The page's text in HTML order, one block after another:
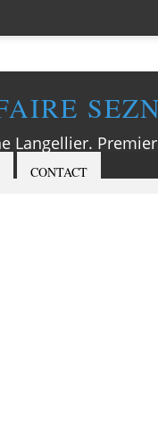
Langellier.
CONTACT